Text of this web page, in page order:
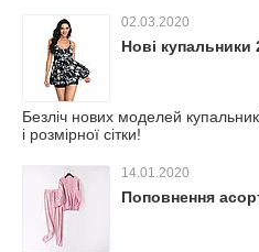
02.03.2020
Нові купальники
Безліч нових моделей
і розмірної сітки!
14.01.2020
Поповнення